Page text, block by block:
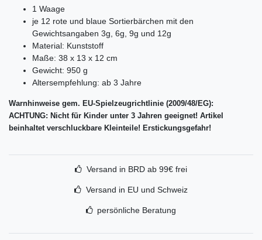
1 Waage
je 12 rote und blaue Sortierbärchen mit den
Gewichtsangaben 3g, 6g, 9g und 12g
Material: Kunststoff
Maße: 38 x 13 x 12 cm
Gewicht: 950 g
Altersempfehlung: ab 3 Jahre
Warnhinweise gem. EU-Spielzeugrichtlinie (2009/48/EG):
ACHTUNG: Nicht für Kinder unter 3 Jahren geeignet! Artikel
beinhaltet verschluckbare Kleinteile! Erstickungsgefahr!
Versand in BRD ab 99€ frei
Versand in EU und Schweiz
persönliche Beratung